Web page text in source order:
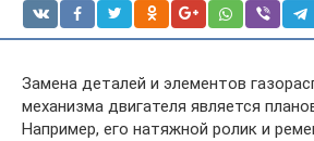
Замена деталей и элементов
механизма двигателя является
Например, его натяжной ролик и